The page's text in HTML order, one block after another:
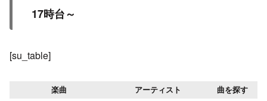
17時台～
[su_table]
楽曲 アーティスト 曲を探す